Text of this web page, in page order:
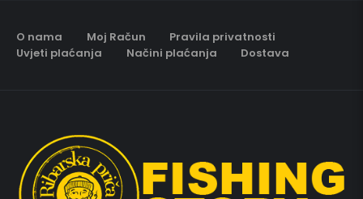
O nama Moj Račun
Pravila privatnosti
Uvjeti plaćanja
Načini plaćanja Dostava